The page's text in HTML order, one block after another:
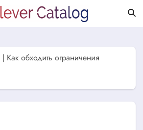
| Как обходить ограничения